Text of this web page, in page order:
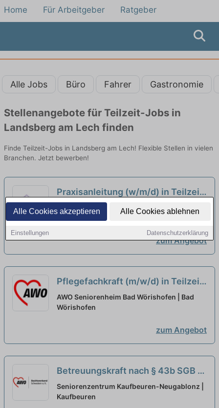
Alle Cookies akzeptieren Alle Cookies ablehnen
Einstellungen Datenschutzerklärung
Home Für Arbeitgeber Ratgeber
Alle Jobs Büro Fahrer Gastronomie
Stellenangebote für Teilzeit-Jobs in
Landsberg am Lech finden
Finde Teilzeit-Jobs in Landsberg am Lech! Flexible Stellen in vielen
Branchen. Jetzt bewerben!
Praxisanleitung (w/m/d) in Teilzeit
(70-80 %) - Hier bist Du richtig!
Pflegestützpunkt Weilheim | Weilheim an der
zum Angebot
Pflegefachkraft (m/w/d) in Teilzeit
- Bei uns startet Ihre Karriere! neu
AWO Seniorenheim Bad Wörishofen | Bad
Wörishofen
zum Angebot
Betreuungskraft nach § 43b SGB XI
(m/w/d) in Teilzeit - Wir suchen
Zuwachs in unserem Team!
Seniorenzentrum Kaufbeuren-Neugablonz |
Kaufbeuren